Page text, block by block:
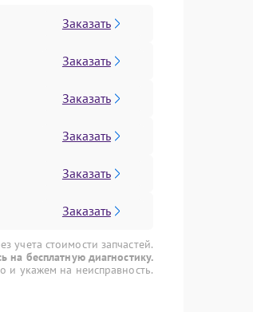
Заказать
Заказать
Заказать
Заказать
Заказать
Заказать
учета стоимости запчастей.
на бесплатную диагностику.
и укажем на неисправность.